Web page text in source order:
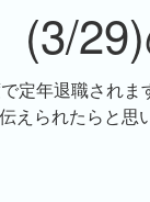
(3/
定年退職されま
えられたらと思